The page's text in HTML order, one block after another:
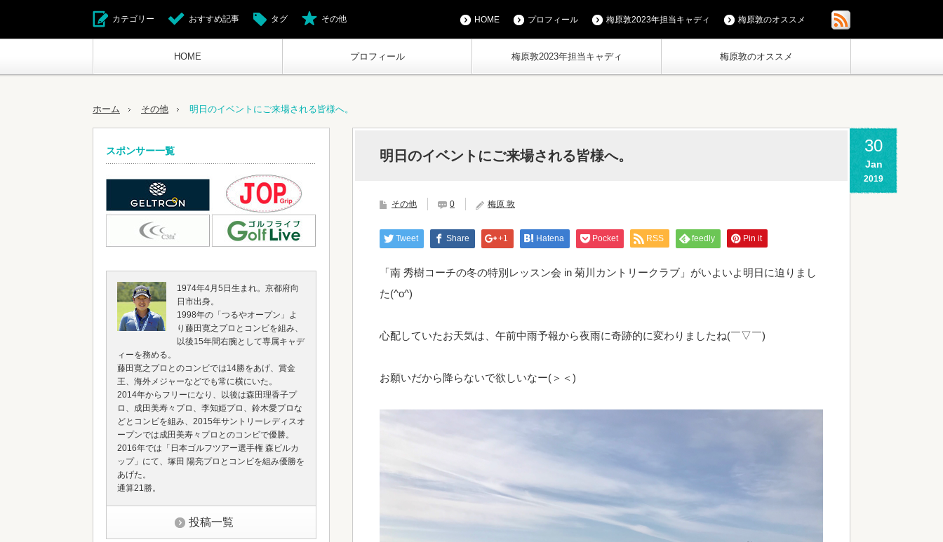
HOME プロフィール 梅原敦2023年担当キャディ 梅原敦のオススメ
HOME プロフィール 梅原敦2023年担当キャディ 梅原敦のオススメ
カテゴリー おすすめ記事 タグ その他
ホーム その他 明日のイベントにご来場される皆様へ。
30
Jan
2019
明日のイベントにご来場される皆様へ。
その他 0 梅原 敦
Tweet Share +1 Hatena Pocket RSS feedly Pin it
「南 秀樹コーチの冬の特別レッスン会 in 菊川カントリークラブ」がいよいよ明日に迫りまし
た(^o^)
心配していたお天気は、午前中雨予報から夜雨に奇跡的に変わりましたね(￣▽￣)
お願いだから降らないで欲しいなー(＞＜)
スポンサー一覧
1974年4月5日生まれ。京都府向
日市出身。
1998年の「つるやオープン」よ
り藤田寛之プロとコンビを組み、
以後15年間右腕として専属キャデ
ィーを務める。
藤田寛之プロとのコンビでは14勝をあげ、賞金
王、海外メジャーなどでも常に横にいた。
2014年からフリーになり、以後は森田理香子プ
ロ、成田美寿々プロ、李知姫プロ、鈴木愛プロな
どとコンビを組み、2015年サントリーレディスオ
ープンでは成田美寿々プロとのコンビで優勝。
2016年では「日本ゴルフツアー選手権 森ビルカ
ップ」にて、塚田 陽亮プロとコンビを組み優勝を
あげた。
通算21勝。
投稿一覧